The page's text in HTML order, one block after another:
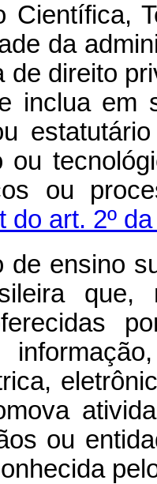
Científica,
da
de direito
inclua em
ou
ou
do art. 2º
de ensino
que,
ou